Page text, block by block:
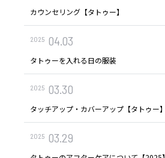
カウンセリング【タトゥー】
2025 04.03
タトゥーを入れる日の服装
2025 03.30
タッチアップ・カバーアップ【タトゥー】
2025 03.29